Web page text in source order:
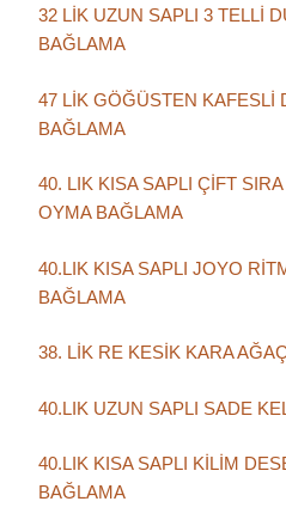
32 LİK UZUN SAPLI 3 TELLİ
BAĞLAMA
47 LİK GÖĞÜSTEN KAFESLİ
BAĞLAMA
40. LIK KISA SAPLI ÇİFT
OYMA BAĞLAMA
40.LIK KISA SAPLI JOYO
BAĞLAMA
38. LİK RE KESİK KARA
40.LIK UZUN SAPLI SADE
40.LIK KISA SAPLI KİLİM
BAĞLAMA